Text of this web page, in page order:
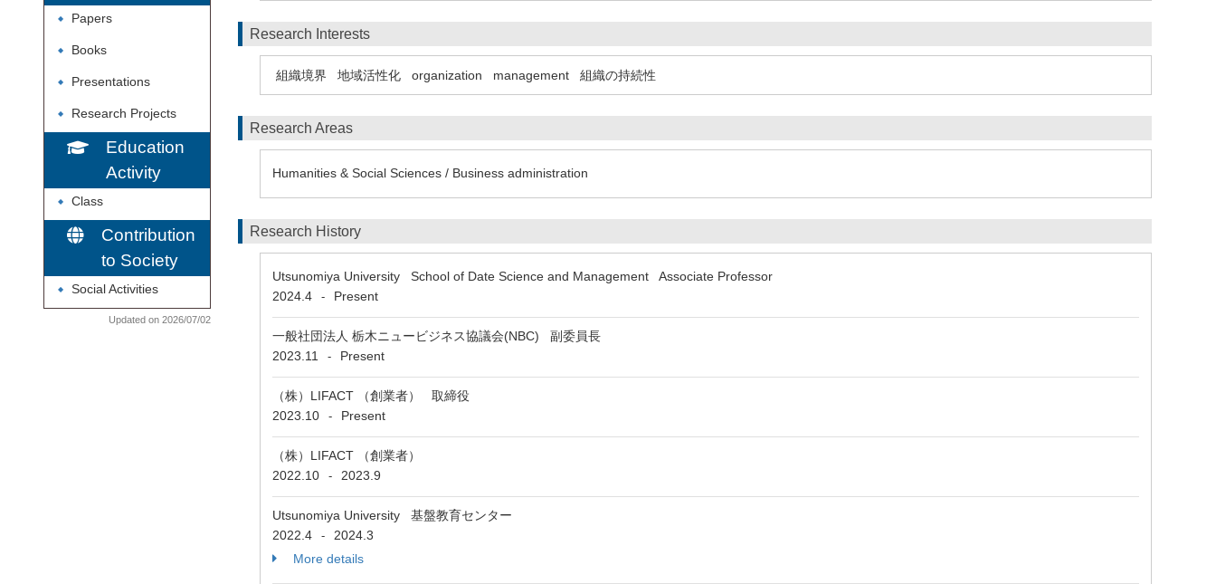
◆ Papers
◆ Books
◆ Presentations
◆ Research Projects
Education
Activity
◆ Class
Contribution
to Society
◆ Social Activities
Updated on 2026/07/02
Research Interests
組織境界 地域活性化 organization management 組織の持続性
Research Areas
Humanities & Social Sciences / Business administration
Research History
Utsunomiya University School of Date Science and Management Associate Professor
2024.4
- Present
一般社団法人 栃木ニュービジネス協議会(NBC) 副委員長
2023.11
- Present
（株）LIFACT （創業者） 取締役
2023.10
- Present
（株）LIFACT （創業者）
2022.10
- 2023.9
Utsunomiya University 基盤教育センター
2022.4
-
2024.3
More details